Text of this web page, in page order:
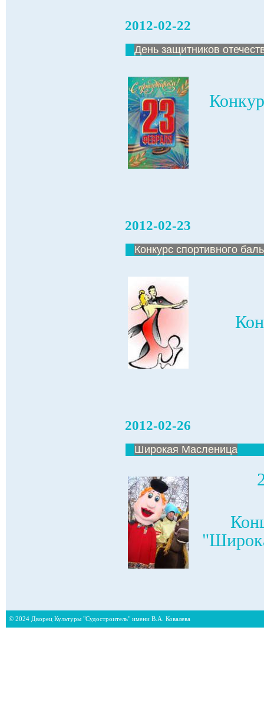
2012-02-22
День защитников
2012-02-23
Конкурс спортивного
2012-02-26
Широкая Масленица
© 2024 Дворец Культуры "Судостроитель" имени В.А. Ковалева